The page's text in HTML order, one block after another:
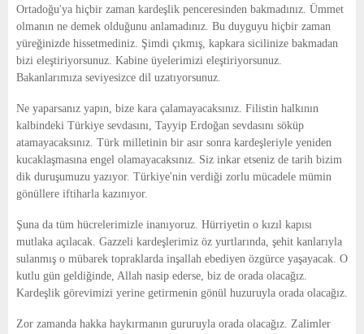
Ortadoğu'ya hiçbir zaman kardeşlik penceresinden bakmadınız. Ümmet
olmanın ne demek olduğunu anlamadınız. Bu duyguyu hiçbir zaman
yüreğinizde hissetmediniz. Şimdi çıkmış, kapkara sicilinize bakmadan
bizi eleştiriyorsunuz. Kabine üyelerimizi eleştiriyorsunuz.
Bakanlarımıza seviyesizce dil uzatıyorsunuz.
Ne yaparsanız yapın, bize kara çalamayacaksınız. Filistin halkının
kalbindeki Türkiye sevdasını, Tayyip Erdoğan sevdasını söküp
atamayacaksınız. Türk milletinin bir asır sonra kardeşleriyle yeniden
kucaklaşmasına engel olamayacaksınız. Siz inkar etseniz de tarih bizim
dik duruşumuzu yazıyor. Türkiye'nin verdiği zorlu mücadele mümin
gönüllere iftiharla kazınıyor.
Şuna da tüm hücrelerimizle inanıyoruz. Hürriyetin o kızıl kapısı
mutlaka açılacak. Gazzeli kardeşlerimiz öz yurtlarında, şehit kanlarıyla
sulanmış o mübarek topraklarda inşallah ebediyen özgürce yaşayacak. O
kutlu gün geldiğinde, Allah nasip ederse, biz de orada olacağız.
Kardeşlik görevimizi yerine getirmenin gönül huzuruyla orada olacağız.
Zor zamanda hakka haykırmanın gururuyla orada olacağız. Zalimler